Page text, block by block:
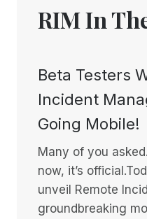
RIM In
Beta Testers
Incident
Going Mobile!
Many of you
now, it’s
unveil Remote
groundbreaking